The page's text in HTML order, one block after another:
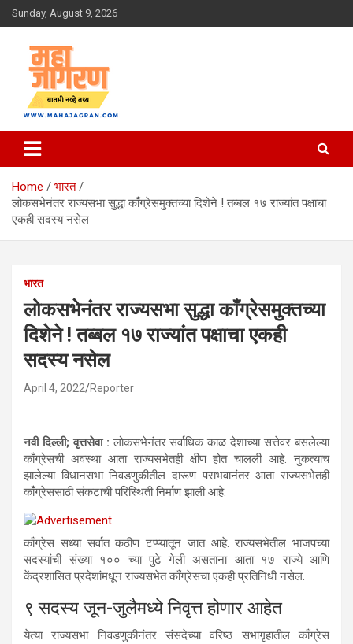
Skip
to
Sunday, August 9, 2026
महा जागरण
Home
भारत
लोकसभेनंतर राज्यसभा सुद्धा काँग्रेसमुक्तच्या दिशेने ! तब्बल १७ राज्यांत पक्षाचा
एकही सदस्य नसेल
भारत
लोकसभेनंतर राज्यसभा सुद्धा काँग्रेसमुक्तच्या
दिशेने ! तब्बल १७ राज्यांत पक्षाचा एकही
सदस्य नसेल
April 4, 2022 Reporter
नवी दिल्ली; वृत्तसेवा : लोकसभेनंतर सर्वाधिक काळ देशाच्या सत्तेवर बसलेल्या
काँग्रेसची अवस्था आता राज्यसभेतही क्षीण होत चालली आहे. नुकत्याच
झालेल्या विधानसभा निवडणुकीतील दारूण पराभवानंतर आता राज्यसभेतही
काँग्रेससाठी संकटाची परिस्थिती निर्माण झाली आहे.
काँग्रेस सध्या सर्वात कठीण टप्प्यातून जात आहे. राज्यसभेतील भाजपच्या
सदस्यांची संख्या १०० च्या पुढे गेली असताना आता १७ राज्ये आणि
केंद्रशासित प्रदेशांमधून राज्यसभेत काँग्रेसचा एकही प्रतिनिधी नसेल.
९ सदस्य जून-जुलैमध्ये निवृत्त होणार आहेत
येत्या राज्यसभा निवडणुकीनंतर संसदेच्या वरिष्ठ सभागृहातील काँग्रेस